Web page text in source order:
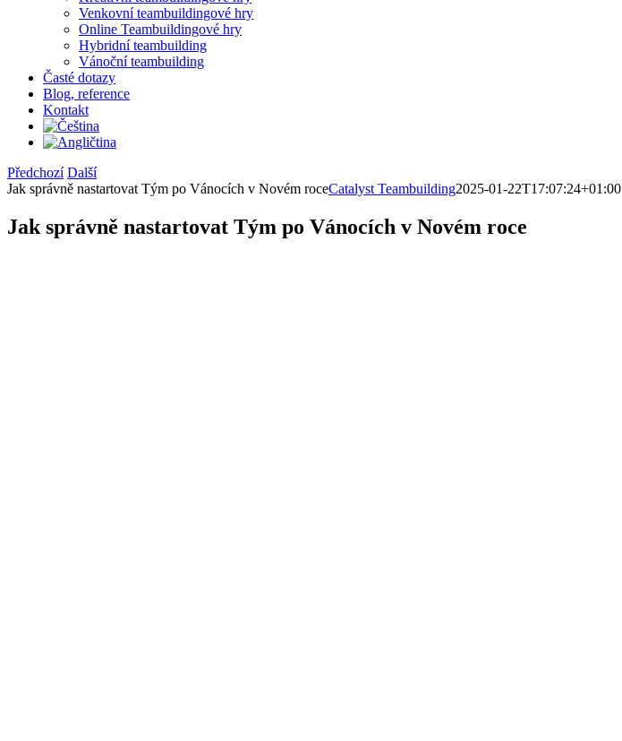
Venkovní teambuildingové hry
Online Teambuildingové hry
Hybridní teambuilding
Vánoční teambuilding
Časté dotazy
Blog, reference
Kontakt
Předchozí Další
Jak správně nastartovat Tým po Vánocích v Novém roceCatalyst Teambuilding2025-01-22T17:07:24+01:00
Jak správně nastartovat Tým po Vánocích v Novém roce